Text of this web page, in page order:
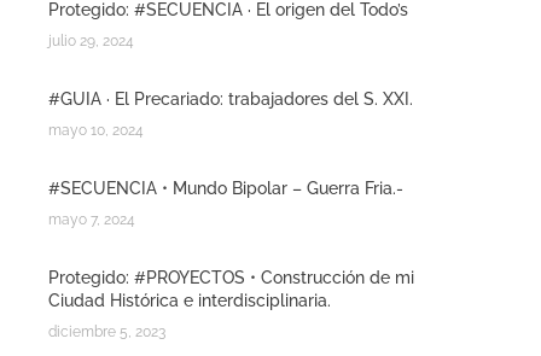
Protegido: #SECUENCIA · El origen del Todo’s
julio 29, 2024
#GUIA · El Precariado: trabajadores del S. XXI.
mayo 10, 2024
#SECUENCIA • Mundo Bipolar – Guerra Fria.-
mayo 7, 2024
Protegido: #PROYECTOS • Construcción de mi
Ciudad Histórica e interdisciplinaria.
diciembre 5, 2023